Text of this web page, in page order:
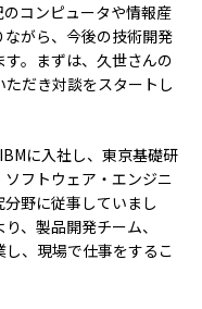
コンピュータや情報産
がら、今後の技術開発
。まずは、久世さんの
だき対談をスタートし
に入社し、東京基礎研
フトウェア・エンジニ
野に従事していまし
、製品開発チーム、
、現場で仕事をするこ